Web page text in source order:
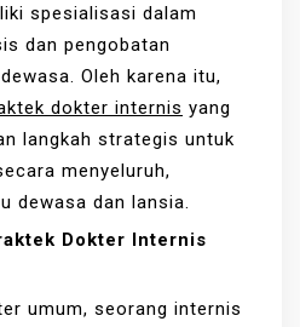
spesialisasi dalam
dan pengobatan
Oleh karena itu,
dokter internis yang
langkah strategis untuk
menyeluruh,
dewasa dan lansia.
Dokter Internis
umum, seorang internis